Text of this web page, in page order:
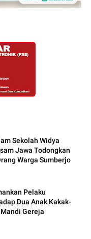
Sekolah Widya
Jawa Todongkan
Warga Sumberjo
Pelaku
Gereja